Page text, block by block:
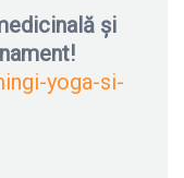
și
yoga-si-